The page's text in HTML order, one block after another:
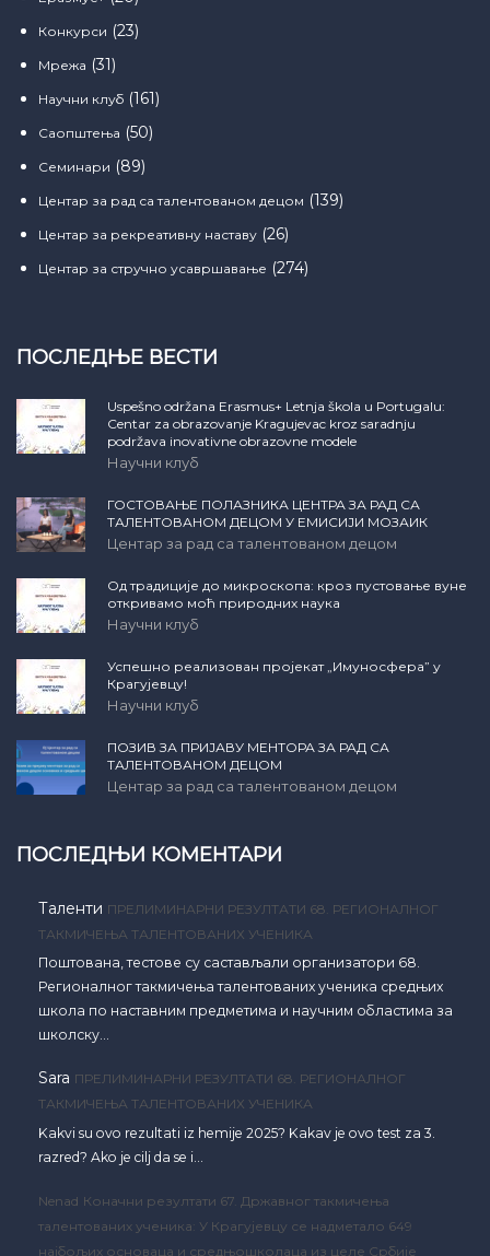
Конкурси (23)
Мрежа (31)
Научни клуб (161)
Саопштења (50)
Семинари (89)
Центар за рад са талентованом децом (139)
Центар за рекреативну наставу (26)
Центар за стручно усавршавање (274)
ПОСЛЕДЊЕ ВЕСТИ
Uspešno održana Erasmus+ Letnja škola u Portugalu:
Centar za obrazovanje Kragujevac kroz saradnju
podržava inovativne obrazovne modele
Научни клуб
ГОСТОВАЊЕ ПОЛАЗНИКА ЦЕНТРА ЗА РАД СА
ТАЛЕНТОВАНОМ ДЕЦОМ У ЕМИСИЈИ МОЗАИК
Центар за рад са талентованом децом
Од традиције до микроскопа: кроз пустовање вуне
откривамо моћ природних наука
Научни клуб
Успешно реализован пројекат „Имуносфера” у
Крагујевцу!
Научни клуб
ПОЗИВ ЗА ПРИЈАВУ МЕНТОРА ЗА РАД СА
ТАЛЕНТОВАНОМ ДЕЦОМ
Центар за рад са талентованом децом
ПОСЛЕДЊИ КОМЕНТАРИ
Таленти ПРЕЛИМИНАРНИ РЕЗУЛТАТИ 68. РЕГИОНАЛНОГ
ТАКМИЧЕЊА ТАЛЕНТОВАНИХ УЧЕНИКА
Поштована, тестове су састављали организатори 68.
Регионалног такмичења талентованих ученика средњих
школа по наставним предметима и научним областима за
школску…
Sara ПРЕЛИМИНАРНИ РЕЗУЛТАТИ 68. РЕГИОНАЛНОГ
ТАКМИЧЕЊА ТАЛЕНТОВАНИХ УЧЕНИКА
Kakvi su ovo rezultati iz hemije 2025? Kakav je ovo test za 3.
razred? Ako je cilj da se i…
Nenad Коначни резултати 67. Државног такмичења
талентованих ученика: У Крагујевцу се надметало 649
најбољих основаца и средњошколаца из целе Србије